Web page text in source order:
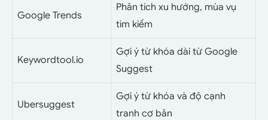
Google Trends
Phân tích xu hướng, mùa vụ
tìm kiếm
Keywordtool.io
Gợi ý từ khóa dài từ Google
Suggest
Ubersuggest
Gợi ý từ khóa và độ cạnh
tranh cơ bản